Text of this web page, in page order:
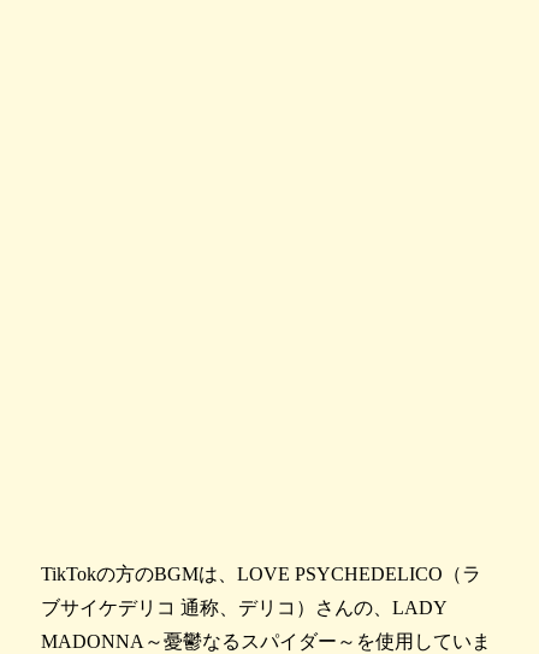
TikTokの方のBGMは、LOVE PSYCHEDELICO（ラ
ブサイケデリコ 通称、デリコ）さんの、LADY
MADONNA～憂鬱なるスパイダー～を使用していま